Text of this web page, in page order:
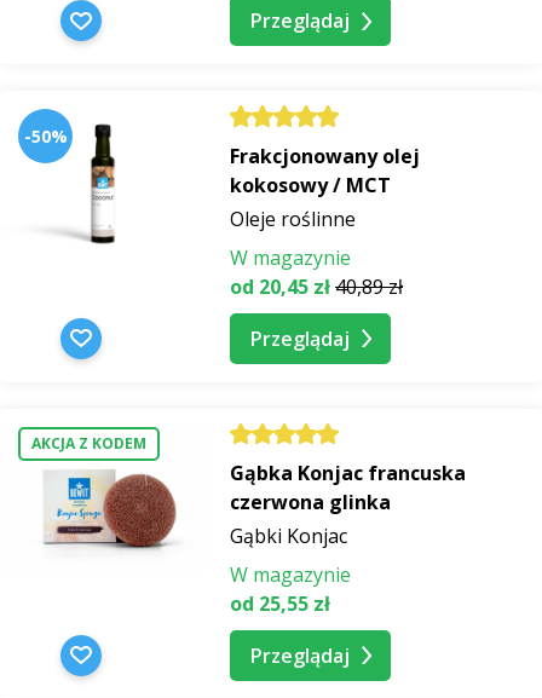
Przeglądaj
-50%
Frakcjonowany olej
kokosowy / MCT
Oleje roślinne
W magazynie
od 20,45 zł40,89 zł
Przeglądaj
AKCJA Z KODEM
Gąbka Konjac francuska
czerwona glinka
Gąbki Konjac
W magazynie
od 25,55 zł
Przeglądaj